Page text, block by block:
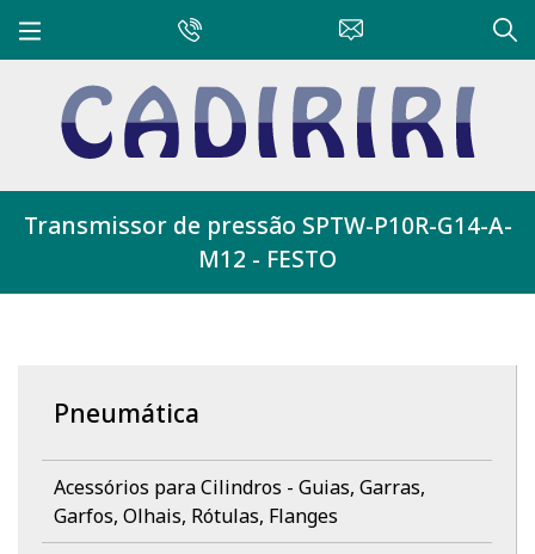
Transmissor de pressão SPTW-P10R-G14-A-
M12 - FESTO
Pneumática
Acessórios para Cilindros - Guias, Garras,
Garfos, Olhais, Rótulas, Flanges